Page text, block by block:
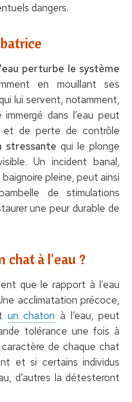
dangers.
perturbe le système
en mouillant ses
lui servent, notamment,
dans l’eau peut
et de perte de contrôle
stressante qui le plonge
Un incident banal,
pleine, peut ainsi
de stimulations
une peur durable de
chat à l'eau ?
que le rapport à l’eau
acclimatation précoce,
un chaton à l’eau, peut
tolérance une fois à
caractère de chaque chat
et si certains individus
d’autres la détesteront